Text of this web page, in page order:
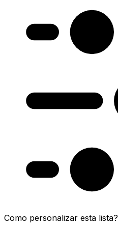
Como personalizar esta lista?